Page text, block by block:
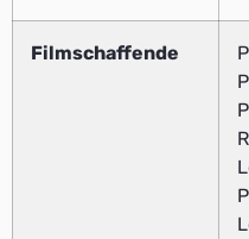
Filmschaffende